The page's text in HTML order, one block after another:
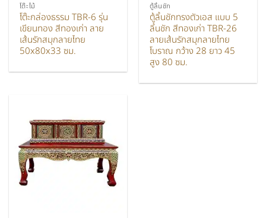
โต๊ะไม้
โต๊ะกล่องธรรม TBR-6 รุ่น
เขียนทอง สีทองเก่า ลาย
เส้นรักสมุกลายไทย
50x80x33 ซม.
ตู้ลิ้นชัก
ตู้ลิ้นชักทรงตัวเอส แบบ 5
ลิ้นชัก สีทองเก่า TBR-26
ลายเส้นรักสมุกลายไทย
โบราณ กว้าง 28 ยาว 45
สูง 80 ซม.